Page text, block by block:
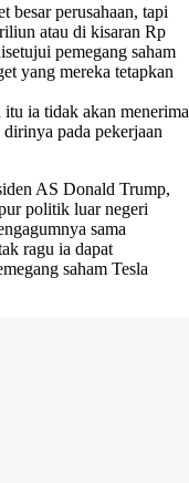
besar perusahaan, tapi
atau di kisaran Rp
pemegang saham
yang mereka tetapkan
ia tidak akan menerima
pada pekerjaan
AS Donald Trump,
politik luar negeri
sama
ragu ia dapat
saham Tesla